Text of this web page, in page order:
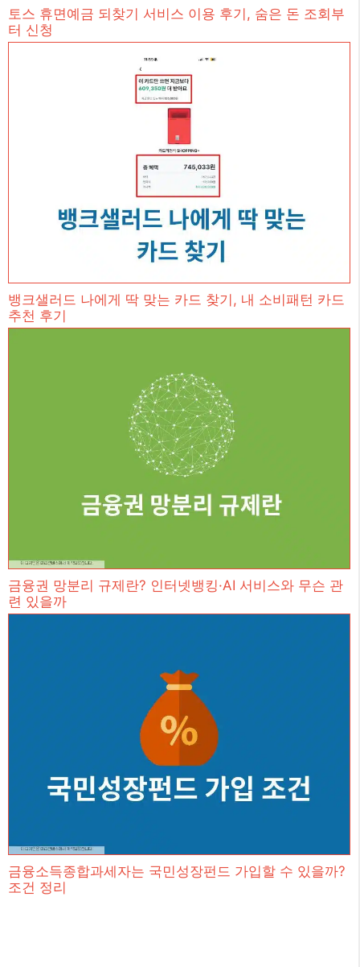
토스 휴면예금 되찾기 서비스 이용 후기, 숨은 돈 조회부
터 신청
뱅크샐러드 나에게 딱 맞는 카드 찾기, 내 소비패턴 카드
추천 후기
금융권 망분리 규제란? 인터넷뱅킹·AI 서비스와 무슨 관
련 있을까
금융소득종합과세자는 국민성장펀드 가입할 수 있을까?
조건 정리